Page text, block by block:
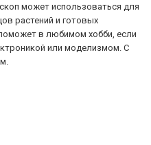
может использоваться для
растений и готовых
в любимом хобби, если
или моделизмом. С